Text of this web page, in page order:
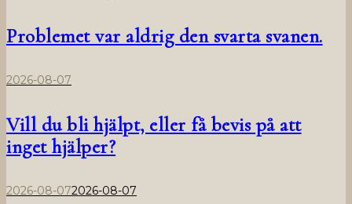
Problemet var aldrig den svarta svanen.
2026-08-07
Vill du bli hjälpt, eller få bevis på att
inget hjälper?
2026-08-072026-08-07